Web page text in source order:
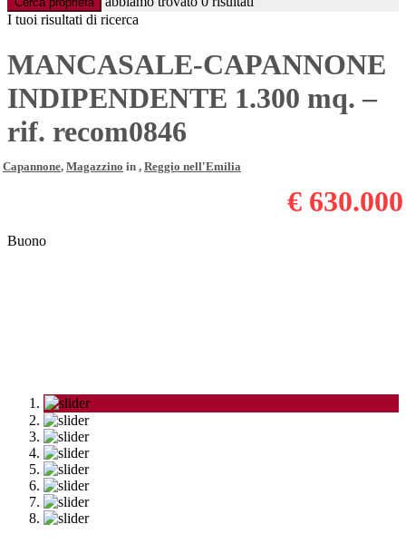
I tuoi risultati di ricerca
MANCASALE-CAPANNONE
INDIPENDENTE 1.300 mq. –
rif. recom0846
Capannone, Magazzino in , Reggio nell'Emilia
€ 630.000
Buono